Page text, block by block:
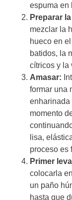
espuma en
Preparar
mezclar la
hueco en
batidos, la
cítricos y la
Amasar:
formar una
enharinada
momento
lisa,
proceso es
Primer
colocarla
un paño
hasta que